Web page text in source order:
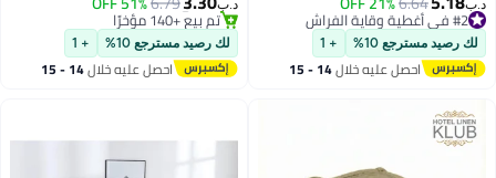
7
والأطفال والكبار نمط جيب عميق
100% واقي مرتبة مقاوم للماء
مقاس كينج 180 × 200 سم أبيض
د.ب‏
#2 في أغطية وقاية الفراش
#2 في أغطية وقاية الفراش
لك رصيد مسترجع 10% + 1
احصل عليه خلال 14 - 15
4 50x75سم
د.ب‏
#1 في أغطية مخدات
تم بيع +140 مؤخرًا
#1 في أغطية مخدات
لك رصيد مسترجع 10% + 1
احصل عليه خلال 14 - 15